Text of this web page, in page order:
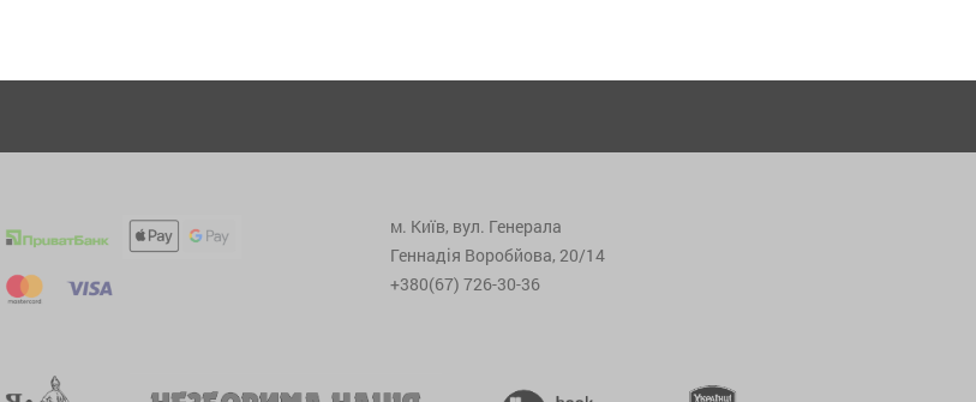
м. Київ, вул. Генерала
Геннадія Воробйова, 20/14
+380(67) 726-30-36